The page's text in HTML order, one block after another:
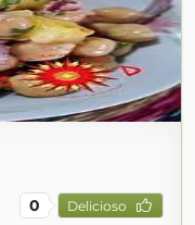
0 Delicioso